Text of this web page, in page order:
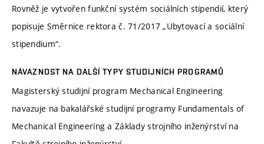
Rovněž je vytvořen funkční systém sociálních stipendií, který
popisuje Směrnice rektora č. 71/2017 „Ubytovací a sociální
stipendium“.
NÁVAZNOST NA DALŠÍ TYPY STUDIJNÍCH PROGRAMŮ
Magisterský studijní program Mechanical Engineering
navazuje na bakalářské studijní programy Fundamentals of
Mechanical Engineering a Základy strojního inženýrství na